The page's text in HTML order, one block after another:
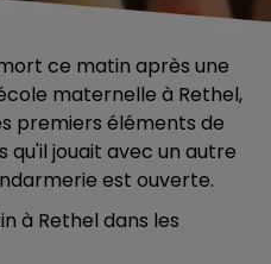
ce matin après une
maternelle à Rethel,
premiers éléments de
qu'il jouait avec un autre
est ouverte.
à Rethel dans les